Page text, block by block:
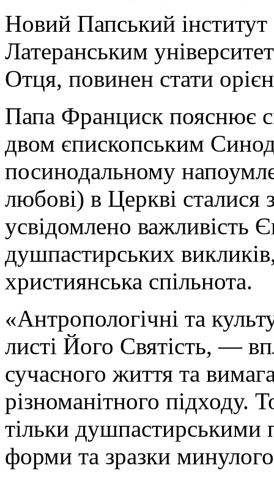
Новий Папський інститут
Латеранським
Отця, повинен стати
Папа Франциск пояснює
двом єпископським
посинодальному
любові) в Церкві сталися
усвідомлено важливість
душпастирських
християнська спільнота.
«Антропологічні та
листі Його Святість, —
сучасного життя та
різноманітного підходу.
тільки душпастирськими
форми та зразки